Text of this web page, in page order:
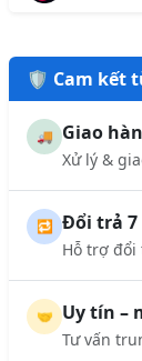
🛡️ Cam kết
🚚 Giao
Xử lý &
🔁 Đổi trả 7
Hỗ trợ
🤝 Uy tín –
Tư vấn